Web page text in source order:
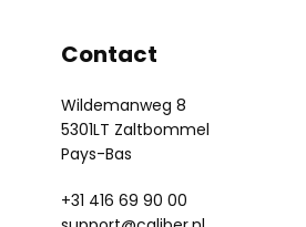
Contact
Wildemanweg 8
5301LT Zaltbommel
Pays-Bas
+31 416 69 90 00